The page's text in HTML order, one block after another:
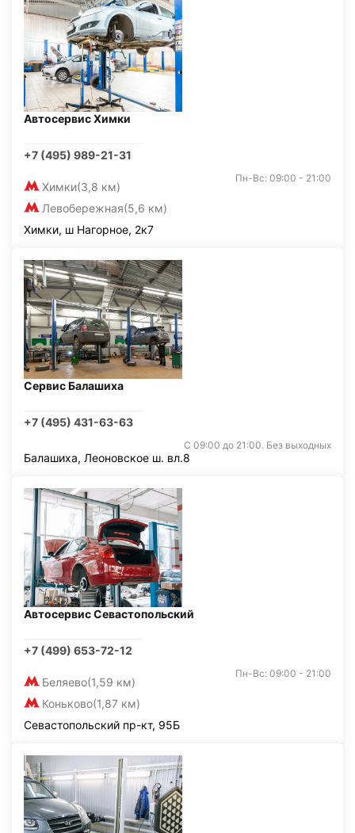
Автосервис Химки
+7 (495) 989-21-31
Химки(3,8 км)
Левобережная(5,6 км)
Пн-Вс: 09:00 - 21:00
Химки, ш Нагорное, 2к7
Сервис Балашиха
+7 (495) 431-63-63
С 09:00 до 21:00. Без выходных
Балашиха, Леоновское ш. вл.8
Автосервис Севастопольский
+7 (499) 653-72-12
Беляево(1,59 км)
Коньково(1,87 км)
Пн-Вс: 09:00 - 21:00
Севастопольский пр-кт, 95Б